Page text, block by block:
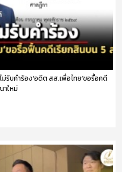
รับคำร้อง‘อดีต สส.เพื่อไทย’ขอรื้อคดี
าใหม่